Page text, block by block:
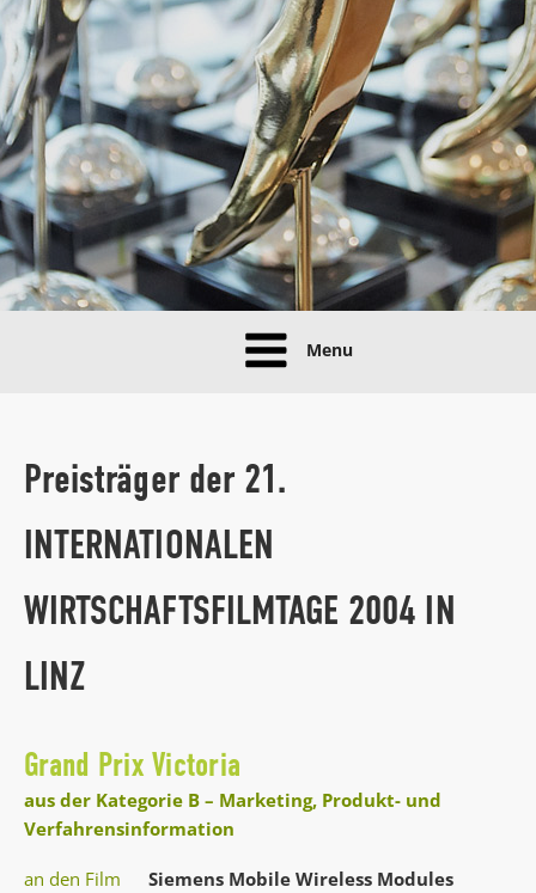
Menu
Preisträger der 21.
INTERNATIONALEN
WIRTSCHAFTSFILMTAGE 2004 IN
LINZ
Grand Prix Victoria
aus der Kategorie B – Marketing, Produkt- und
Verfahrensinformation
an den Film
Siemens Mobile Wireless Modules